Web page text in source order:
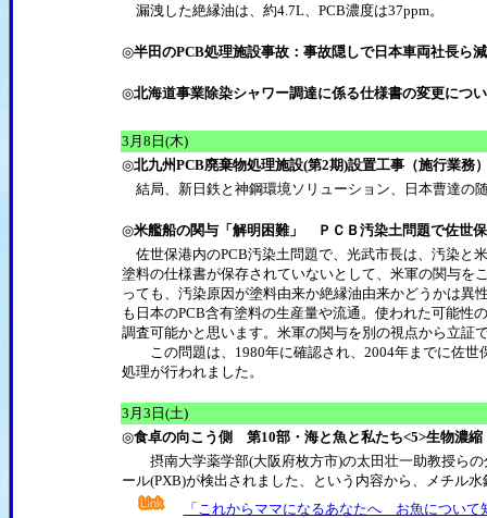
漏洩した絶縁油は、約4.7L、PCB濃度は37ppm。
◎半田のPCB処理施設事故：事故隠しで日本車両社長
◎北海道事業除染シャワー調達に係る仕様書の変更につ
3 月8日(木)
◎北九州PCB廃棄物処理施設(第2期)設置工事（施行業務
結局、新日鉄と神鋼環境ソリューション、日本曹達の
◎米艦船の関与「解明困難」 ＰＣＢ汚染土問題で佐世
佐世保港内のPCB汚染土問題で、光武市長は、汚染と
塗料の仕様書が保存されていないとして、米軍の関与を
っても、汚染原因が塗料由来か絶縁油由来かどうかは異
も日本のPCB含有塗料の生産量や流通。使われた可能性
調査可能かと思います。米軍の関与を別の視点から立証
この問題は、1980年に確認され、2004年までに佐世
処理が行われました。
3 月3日(土)
◎食卓の向こう側 第10部・海と魚と私たち<5>生物濃
摂南大学薬学部(大阪府枚方市)の太田壮一助教授らの
ール(PXB)が検出されました、という内容から、メチル
「これからママになるあなたへ お魚について